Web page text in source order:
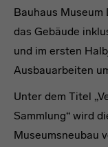
Bauhaus
das Gebäude
und im ersten
Ausbauarbeiten
Unter dem Titel
Sammlung“ wird
Museumsneubau